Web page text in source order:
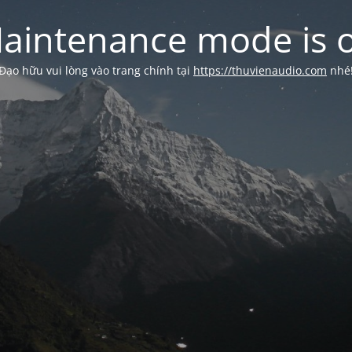
mode is
hữu vui lòng vào trang chính tại https://thuvienaudio.com